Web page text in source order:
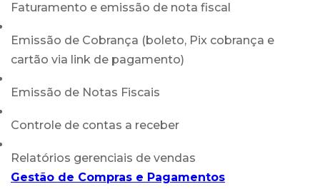
Faturamento e emissão de nota fiscal
Emissão de Cobrança (boleto, Pix cobrança e
cartão via link de pagamento)
Emissão de Notas Fiscais
Controle de contas a receber
Relatórios gerenciais de vendas
Gestão de Compras e Pagamentos